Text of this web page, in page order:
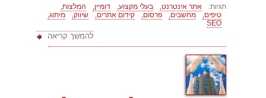
תגיות: אתר אינטרנט, בעלי מקצוע, דומיין,
המלצות,
טיפים,
מחשבים, פרסום, קידום אתרים, שיווק,
מיתוג,
SEO
להמשך קריאה